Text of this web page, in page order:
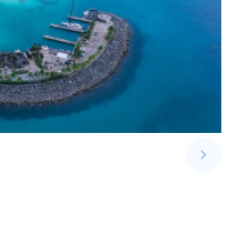
keyboard_arrow_right